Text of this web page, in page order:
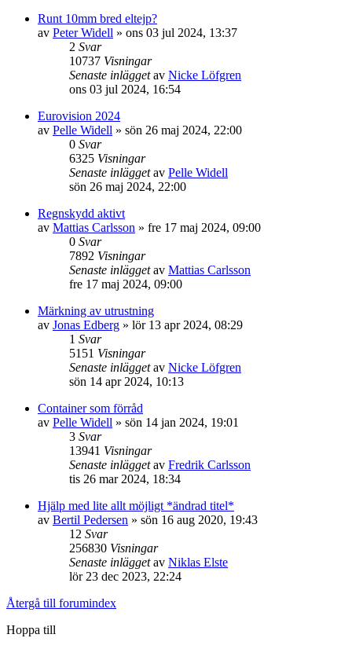
Runt 10mm bred eltejp?
av Peter Widell » ons 03 jul 2024, 13:37
2 Svar
10737 Visningar
Senaste inläggetav Nicke Löfgren
ons 03 jul 2024, 16:54
Eurovision 2024
av Pelle Widell » sön 26 maj 2024, 22:00
0 Svar
6325 Visningar
Senaste inläggetav Pelle Widell
sön 26 maj 2024, 22:00
Regnskydd aktivt
av Mattias Carlsson » fre 17 maj 2024, 09:00
0 Svar
7892 Visningar
Senaste inläggetav Mattias Carlsson
fre 17 maj 2024, 09:00
Märkning av utrustning
av Jonas Edberg » lör 13 apr 2024, 08:29
1 Svar
5151 Visningar
Senaste inläggetav Nicke Löfgren
sön 14 apr 2024, 10:13
Container som förråd
av Pelle Widell » sön 14 jan 2024, 19:01
3 Svar
13941 Visningar
Senaste inläggetav Fredrik Carlsson
tis 26 mar 2024, 18:34
Hjälp med lite allt möjligt *ändrad titel*
av Bertil Pedersen » sön 16 aug 2020, 19:43
12 Svar
256830 Visningar
Senaste inläggetav Niklas Elste
lör 23 dec 2023, 22:24
Återgå till forumindex
Hoppa till